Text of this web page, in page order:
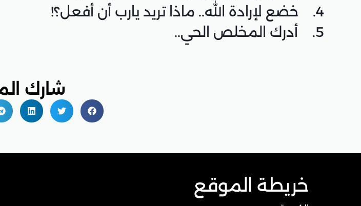
4. خضع لإرادة الله.. ماذا تريد يارب أن أفعل؟!
5. أدرك المخلص الحي..
شارك
خريطة الموقع